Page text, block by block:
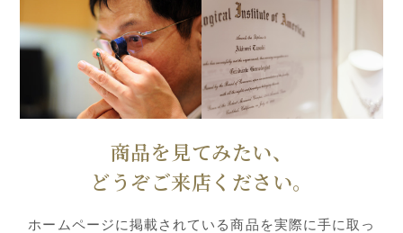
商品を見てみたい、
どうぞご来店ください。
ホームページに掲載されている商品を実際に手に取っ